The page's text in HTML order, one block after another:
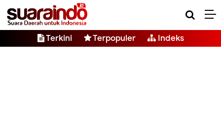
Terkini Terpopuler Indeks